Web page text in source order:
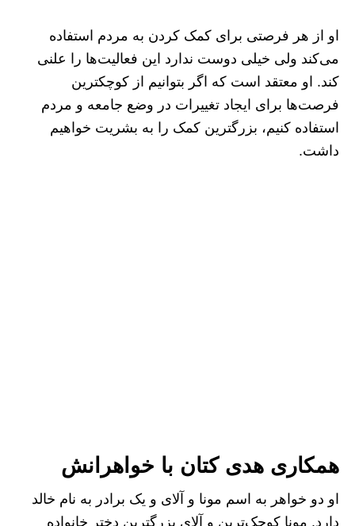
او از هر فرصتی برای کمک کردن به مردم استفاده
می‌کند ولی خیلی دوست ندارد این فعالیت‌ها را علنی
کند. او معتقد است که اگر بتوانیم از کوچکترین
فرصت‌ها برای ایجاد تغییرات در وضع جامعه و مردم
استفاده کنیم، بزرگترین کمک را به بشریت خواهیم
داشت.
همکاری هدی کتان با خواهرانش
او دو خواهر به اسم مونا و آلای و یک برادر به نام خالد
دارد. مونا کوچک‌ترین و آلای بزرگترین دختر خانواده